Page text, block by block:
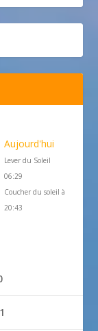
Aujourd'hui
Lever du Soleil
06:29
Coucher du soleil à
20:43